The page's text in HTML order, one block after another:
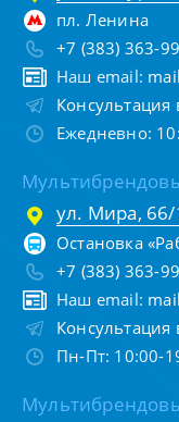
пл. Ленина
+7 (383) 363-
Наш email:
Консультация
Ежедневно:
ул. Мира, 66/
Остановка
+7 (383) 363-
Наш email:
Консультация
Пн-Пт: 10:00-